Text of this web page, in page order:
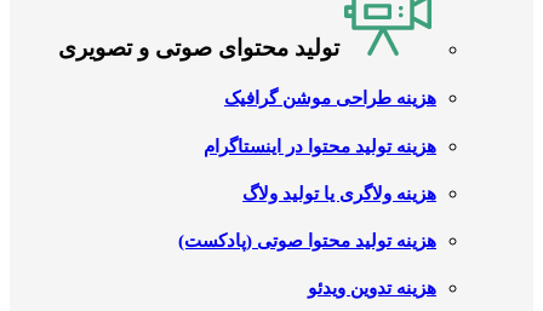
تولید محتوای صوتی و تصویری
هزینه طراحی موشن گرافیک
هزینه تولید محتوا در اینستاگرام
هزینه ولاگری یا تولید ولاگ
هزینه تولید محتوا صوتی (پادکست)
هزینه تدوین ویدئو